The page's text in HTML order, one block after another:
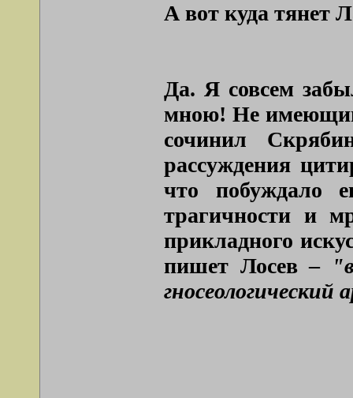
А вот куда тянет
Да. Я совсем
мною! Не имеющим
сочинил
рассуждения
что побуждало
трагичности и
прикладного
пишет Лосев –